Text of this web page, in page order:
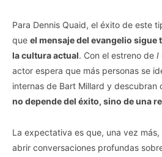
Para Dennis Quaid, el éxito de este
que el mensaje del evangelio sigue
la cultura actual. Con el estreno de I
actor espera que más personas se
internas de Bart Millard y descubran
no depende del éxito, sino de una
La expectativa es que, una vez
abrir conversaciones profundas